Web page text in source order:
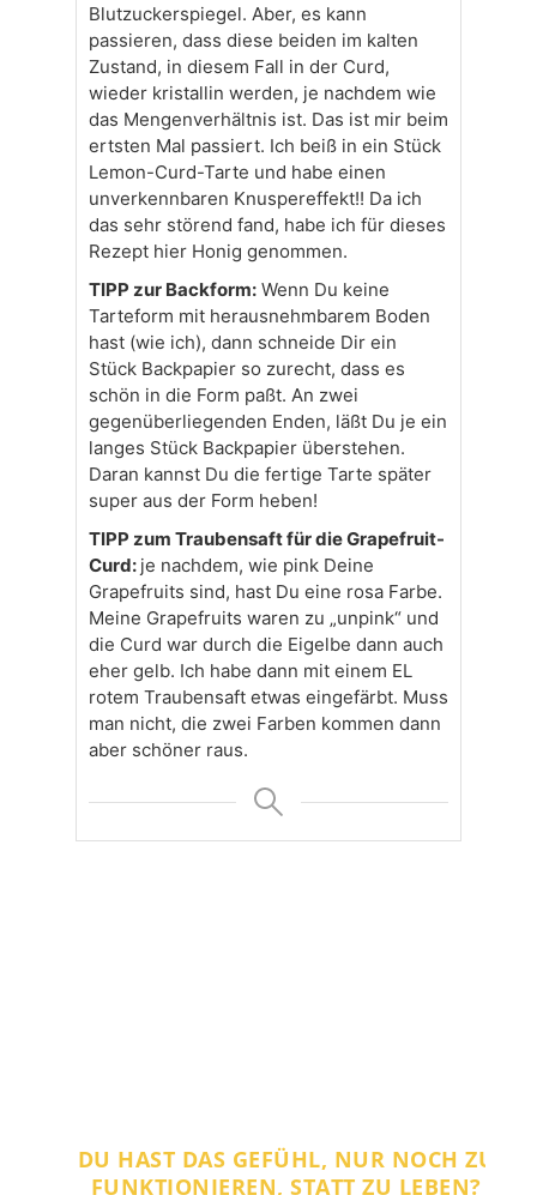
Blutzuckerspiegel. Aber, es kann
passieren, dass diese beiden im kalten
Zustand, in diesem Fall in der Curd,
wieder kristallin werden, je nachdem wie
das Mengenverhältnis ist. Das ist mir beim
ertsten Mal passiert. Ich beiß in ein Stück
Lemon-Curd-Tarte und habe einen
unverkennbaren Knuspereffekt!! Da ich
das sehr störend fand, habe ich für dieses
Rezept hier Honig genommen.
TIPP zur Backform:Wenn Du keine
Tarteform mit herausnehmbarem Boden
hast (wie ich), dann schneide Dir ein
Stück Backpapier so zurecht, dass es
schön in die Form paßt. An zwei
gegenüberliegenden Enden, läßt Du je ein
langes Stück Backpapier überstehen.
Daran kannst Du die fertige Tarte später
super aus der Form heben!
TIPP zum Traubensaft für die Grapefruit-
Curd: je nachdem, wie pink Deine
Grapefruits sind, hast Du eine rosa Farbe.
Meine Grapefruits waren zu „unpink“ und
die Curd war durch die Eigelbe dann auch
eher gelb. Ich habe dann mit einem EL
rotem Traubensaft etwas eingefärbt. Muss
man nicht, die zwei Farben kommen dann
aber schöner raus.
DU HAST DAS GEFÜHL, NUR NOCH ZU
FUNKTIONIEREN, STATT ZU LEBEN?